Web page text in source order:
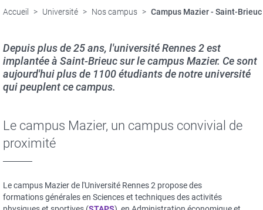
Accueil Université Nos campus Campus Mazier - Saint-Brieuc
Depuis plus de 25 ans, l'université Rennes 2 est
implantée à Saint-Brieuc sur le campus Mazier. Ce sont
aujourd'hui plus de 1100 étudiants de notre université
qui peuplent ce campus.
Le campus Mazier, un campus convivial de
proximité
Le campus Mazier de l'Université Rennes 2 propose des
formations générales en Sciences et techniques des activités